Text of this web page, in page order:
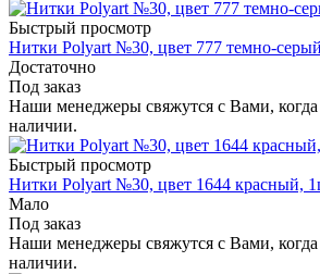
Быстрый просмотр
Нитки Polyart №30, цвет 777 темно-
Достаточно
Под заказ
Наши менеджеры свяжутся с Вами, когда
наличии.
Быстрый просмотр
Нитки Polyart №30, цвет 1644 красный,
Мало
Под заказ
Наши менеджеры свяжутся с Вами, когда
наличии.